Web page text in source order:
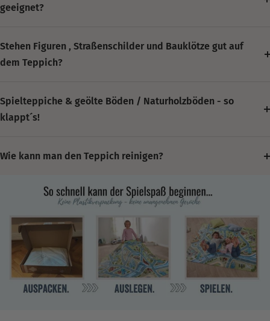
geeignet?
Stehen Figuren , Straßenschilder und Bauklötze gut auf
dem Teppich?
Spielteppiche & geölte Böden / Naturholzböden - so
klappt´s!
Wie kann man den Teppich reinigen?